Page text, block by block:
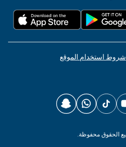
شروط استخدام الموقع